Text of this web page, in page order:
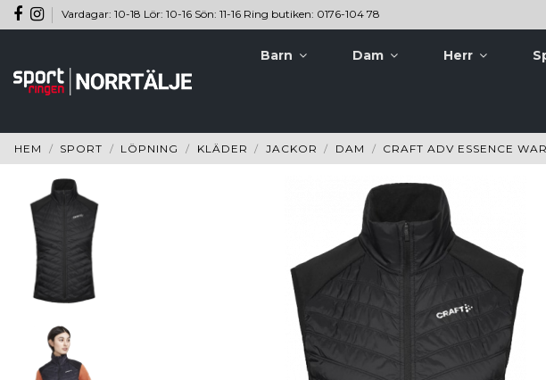
Vardagar: 10-18 Lör: 10-16 Sön: 11-16 Ring butiken: 0176-104 78
Barn Dam Herr
HEM SPORT LÖPNING KLÄDER JACKOR DAM CRAFT ADV ESSENCE